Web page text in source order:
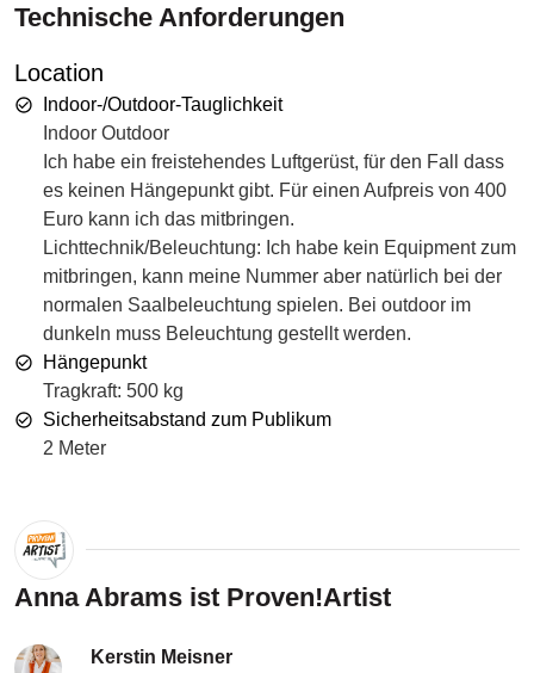
Technische Anforderungen
Location
Indoor-/Outdoor-Tauglichkeit
Indoor Outdoor
Ich habe ein freistehendes Luftgerüst, für den Fall dass
es keinen Hängepunkt gibt. Für einen Aufpreis von 400
Euro kann ich das mitbringen.
Lichttechnik/Beleuchtung: Ich habe kein Equipment zum
mitbringen, kann meine Nummer aber natürlich bei der
normalen Saalbeleuchtung spielen. Bei outdoor im
dunkeln muss Beleuchtung gestellt werden.
Hängepunkt
Tragkraft: 500 kg
Sicherheitsabstand zum Publikum
2 Meter
Anna Abrams ist Proven!Artist
Kerstin Meisner